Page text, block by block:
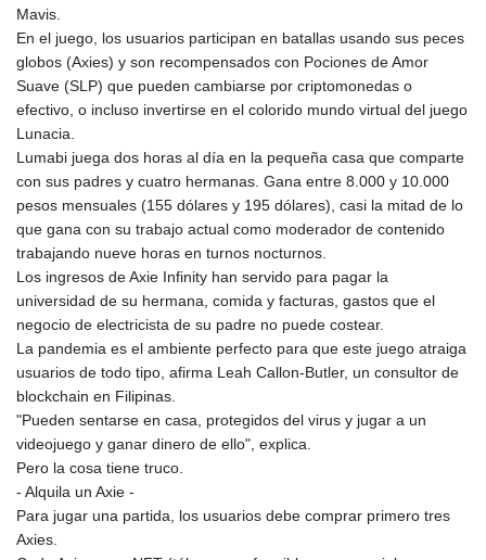
IMP 0.74148
INR 95.210504
IQD
1306.058902
1375550.000352
ISK 123.340386
JEP 0.74148
JMD 158.335856
JPY 157.80604
KES 129.014401
KHR
4049.647537
KZT 467.275008
Mavis.
En el juego, los usuarios participan en batallas usando sus peces
globos (Axies) y son recompensados con Pociones de Amor
Suave (SLP) que pueden cambiarse por criptomonedas o
efectivo, o incluso invertirse en el colorido mundo virtual del juego
Lunacia.
Lumabi juega dos horas al día en la pequeña casa que comparte
con sus padres y cuatro hermanas. Gana entre 8.000 y 10.000
pesos mensuales (155 dólares y 195 dólares), casi la mitad de lo
que gana con su trabajo actual como moderador de contenido
trabajando nueve horas en turnos nocturnos.
Los ingresos de Axie Infinity han servido para pagar la
universidad de su hermana, comida y facturas, gastos que el
negocio de electricista de su padre no puede costear.
La pandemia es el ambiente perfecto para que este juego atraiga
usuarios de todo tipo, afirma Leah Callon-Butler, un consultor de
blockchain en Filipinas.
"Pueden sentarse en casa, protegidos del virus y jugar a un
videojuego y ganar dinero de ello", explica.
Pero la cosa tiene truco.
- Alquila un Axie -
Para jugar una partida, los usuarios debe comprar primero tres
Axies.